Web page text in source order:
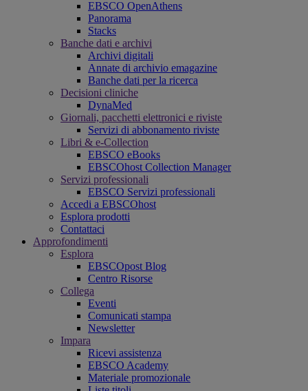
EBSCO OpenAthens
Panorama
Stacks
Banche dati e archivi
Archivi digitali
Annate di archivio emagazine
Banche dati per la ricerca
Decisioni cliniche
DynaMed
Giornali, pacchetti elettronici e riviste
Servizi di abbonamento riviste
Libri & e-Collection
EBSCO eBooks
EBSCOhost Collection Manager
Servizi professionali
EBSCO Servizi professionali
Accedi a EBSCOhost
Esplora prodotti
Contattaci
Approfondimenti
Esplora
EBSCOpost Blog
Centro Risorse
Collega
Eventi
Comunicati stampa
Newsletter
Impara
Ricevi assistenza
EBSCO Academy
Materiale promozionale